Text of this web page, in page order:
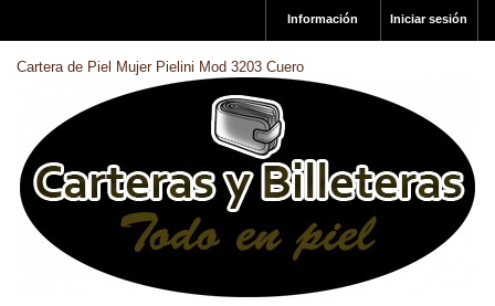
Iniciar sesión
Información
Cartera de Piel Mujer Pielini Mod 3203 Cuero